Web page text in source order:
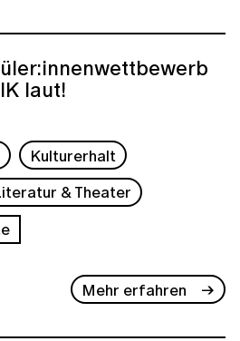
laut!
Kulturerhalt
& Theater
Mehr erfahren